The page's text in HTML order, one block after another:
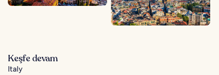
Keşfe devam
Italy